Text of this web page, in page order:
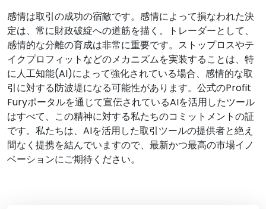
感情は取引の成功の宿敵です。感情によって損なわれた決
定は、常に財政破綻への道筋を描く。トレーダーとして、
感情的な分離の育成は非常に重要です。ストップロスやテ
イクプロフィットなどのメカニズムを実装することは、特
に人工知能(AI)によって強化されている場合、感情的な取
引に対する防波堤になる可能性があります。公式のProfit
Furyポータルを通じて宣伝されているAIを活用したツール
はすべて、この精神に対する私たちのコミットメントの証
です。私たちは、AIを活用した取引ツールの提供者と絶え
間なく提携を結んでいますので、最新かつ最高の市場イノ
ベーションにご期待ください。